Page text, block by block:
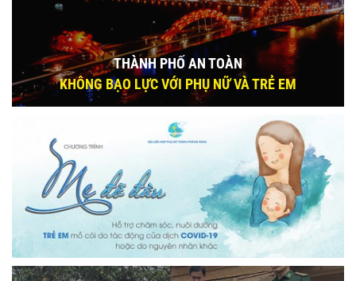
THÀNH PHỐ AN TOÀN
KHÔNG BẠO LỰC VỚI PHỤ NỮ VÀ TRẺ EM